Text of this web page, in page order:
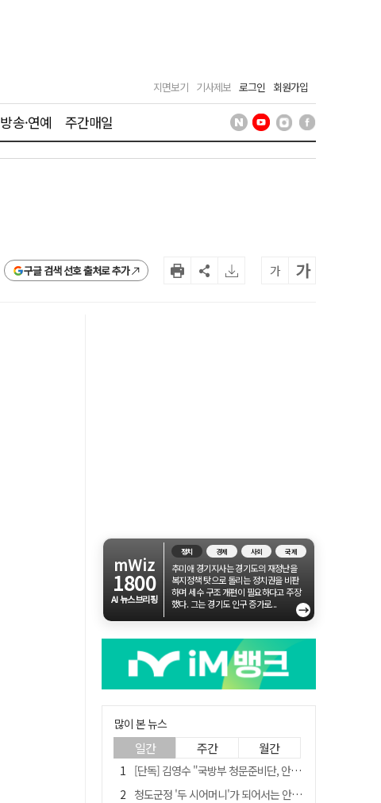
지면보기 기사제보 로그인 회원가입
방송·연예 주간매일
구글 검색 선호 출처로 추가 가 가
mWiz
1800
AI 뉴스브리핑
정치 경제 사회 국제
추미애 경기지사는 경기도의 재정난을
복지정책 탓으로 돌리는 정치권을 비판
하며 세수 구조 개편이 필요하다고 주장
했다. 그는 경기도 인구 증가로...
→
많이 본 뉴스
일간 주간 월간
[단독] 김영수 "국방부 청문준비단, 안규백 탈영 알고있었다"
청도군정 '두 시어머니'가 되어서는 안된다